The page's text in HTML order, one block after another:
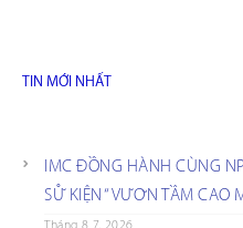
TIN MỚI NHẤT
IMC ĐỒNG HÀNH CÙNG
SỰ KIỆN “VƯƠN TẦM CAO
Tháng 8 7, 2026